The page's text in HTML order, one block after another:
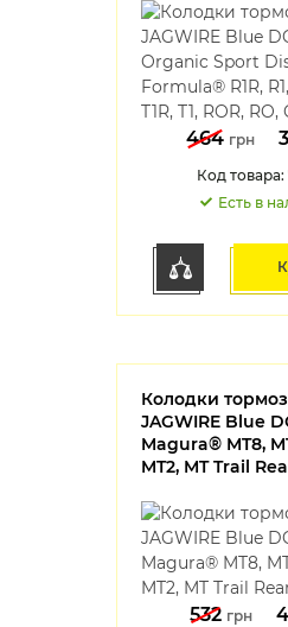
464 грн
Код товара:
Есть в
Колодки
JAGWIRE Blue
Magura® MT8,
MT2, MT Trail
532 грн